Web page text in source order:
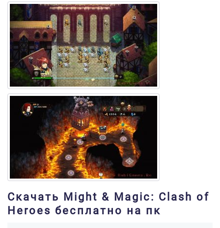
Скачать Might & Magic: Clash of
Heroes бесплатно на пк